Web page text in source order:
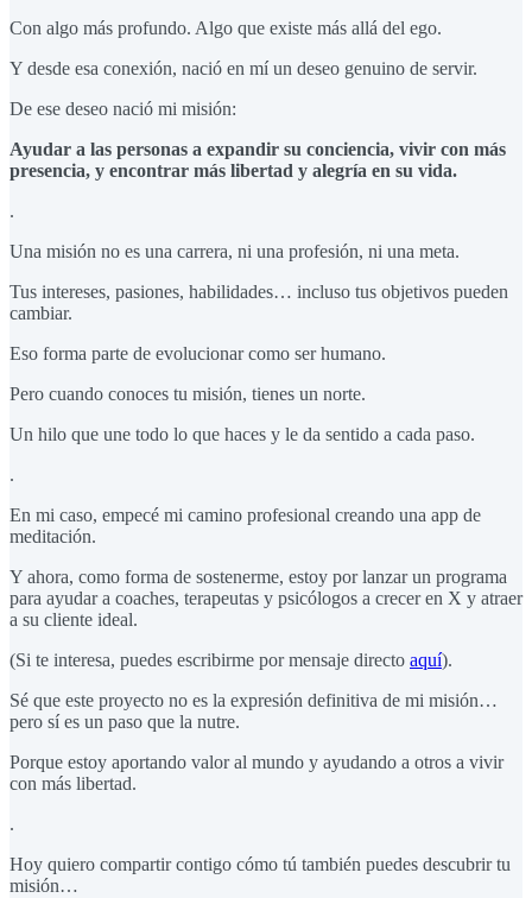
Con algo más profundo. Algo que existe más allá del ego.
Y desde esa conexión, nació en mí un deseo genuino de servir.
De ese deseo nació mi misión:
Ayudar a las personas a expandir su conciencia, vivir con más
presencia, y encontrar más libertad y alegría en su vida.
.
Una misión no es una carrera, ni una profesión, ni una meta.
Tus intereses, pasiones, habilidades… incluso tus objetivos pueden
cambiar.
Eso forma parte de evolucionar como ser humano.
Pero cuando conoces tu misión, tienes un norte.
Un hilo que une todo lo que haces y le da sentido a cada paso.
.
En mi caso, empecé mi camino profesional creando una app de
meditación.
Y ahora, como forma de sostenerme, estoy por lanzar un programa
para ayudar a coaches, terapeutas y psicólogos a crecer en X y atraer
a su cliente ideal.
(Si te interesa, puedes escribirme por mensaje directo aquí).
Sé que este proyecto no es la expresión definitiva de mi misión…
pero sí es un paso que la nutre.
Porque estoy aportando valor al mundo y ayudando a otros a vivir
con más libertad.
.
Hoy quiero compartir contigo cómo tú también puedes descubrir tu
misión…